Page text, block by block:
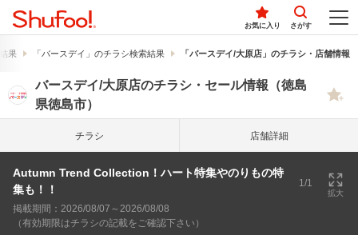
お気に入り さがす
果 「バースデイ」のチラシ検索結果 「バースデイ/大原店」のチラシ・店舗情報
バースデイ/大原店のチラシ・セール情報（徳島
県徳島市）
チラシ 店舗詳細
Autumn Trend Collection！ハート特集やのりもの特
集も！！
1/1
拡大
掲載期間：2026/08/07～2026/08/08
（有効期限はチラシの記載をご確認下さい）